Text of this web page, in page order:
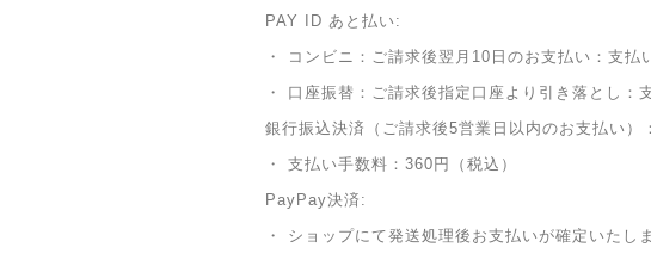
PAY ID あと払い:
・ コンビニ：ご請求後翌月10日のお支払い：支払
・ 口座振替：ご請求後指定口座より引き落とし：
銀行振込決済（ご請求後5営業日以内のお支払い）：
・ 支払い手数料：360円（税込）
PayPay決済:
・ ショップにて発送処理後お支払いが確定いたし